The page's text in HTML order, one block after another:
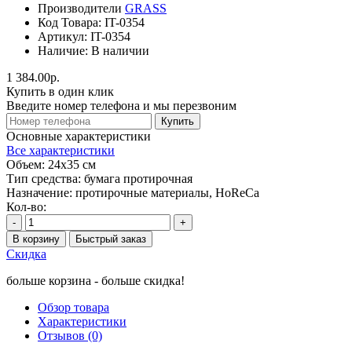
Производители GRASS
Код Товара: IT-0354
Артикул: IT-0354
Наличие: В наличии
1 384.00р.
Купить в один клик
Введите номер телефона и мы перезвоним
Купить
Основные характеристики
Все характеристики
Объем: 24х35 см
Тип средства: бумага протирочная
Назначение: протирочные материалы, HoReCa
Кол-во:
-
+
В корзину
Быстрый заказ
Скидка
больше корзина - больше скидка!
Обзор товара
Характеристики
Отзывов (0)